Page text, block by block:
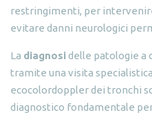
restringimenti, per
evitare danni neurologici
La diagnosidelle patologie a
tramite una visita
ecocolordoppler dei tronchi
diagnostico fondamentale